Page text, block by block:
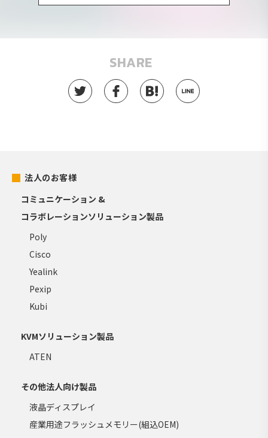
SHARE
法人のお客様
コミュニケーション &
コラボレーションソリューション製品
Poly
Cisco
Yealink
Pexip
Kubi
KVMソリューション製品
ATEN
その他法人向け製品
液晶ディスプレイ
産業用途フラッシュメモリー(組込OEM)